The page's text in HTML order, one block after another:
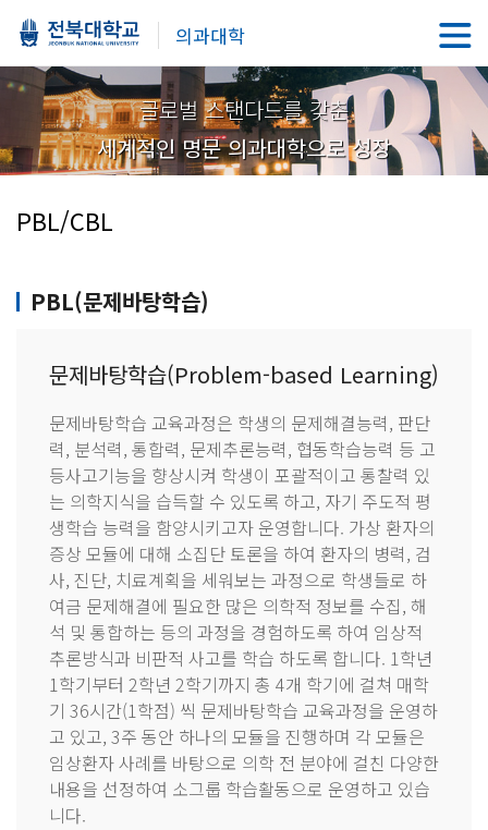
의과대학
글로벌 스탠다드를 갖춘
세계적인 명문 의과대학으로 성장
PBL/CBL
PBL(문제바탕학습)
문제바탕학습(Problem-based Learning)
문제바탕학습 교육과정은 학생의 문제해결능력, 판단
력, 분석력, 통합력, 문제추론능력, 협동학습능력 등 고
등사고기능을 향상시켜 학생이 포괄적이고 통찰력 있
는 의학지식을 습득할 수 있도록 하고, 자기 주도적 평
생학습 능력을 함양시키고자 운영합니다. 가상 환자의
증상 모듈에 대해 소집단 토론을 하여 환자의 병력, 검
사, 진단, 치료계획을 세워보는 과정으로 학생들로 하
여금 문제해결에 필요한 많은 의학적 정보를 수집, 해
석 및 통합하는 등의 과정을 경험하도록 하여 임상적
추론방식과 비판적 사고를 학습 하도록 합니다. 1학년
1학기부터 2학년 2학기까지 총 4개 학기에 걸쳐 매학
기 36시간(1학점) 씩 문제바탕학습 교육과정을 운영하
고 있고, 3주 동안 하나의 모듈을 진행하며 각 모듈은
임상환자 사례를 바탕으로 의학 전 분야에 걸친 다양한
내용을 선정하여 소그룹 학습활동으로 운영하고 있습
니다.